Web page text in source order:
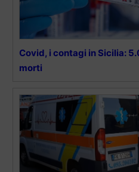
Covid, i contagi in Sicilia:
morti